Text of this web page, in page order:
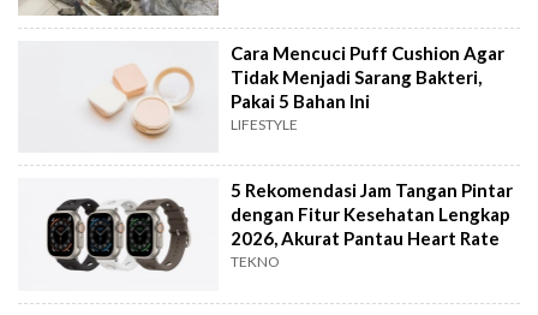
Cara Mencuci Puff Cushion Agar
Tidak Menjadi Sarang Bakteri,
Pakai 5 Bahan Ini
LIFESTYLE
5 Rekomendasi Jam Tangan Pintar
dengan Fitur Kesehatan Lengkap
2026, Akurat Pantau Heart Rate
TEKNO